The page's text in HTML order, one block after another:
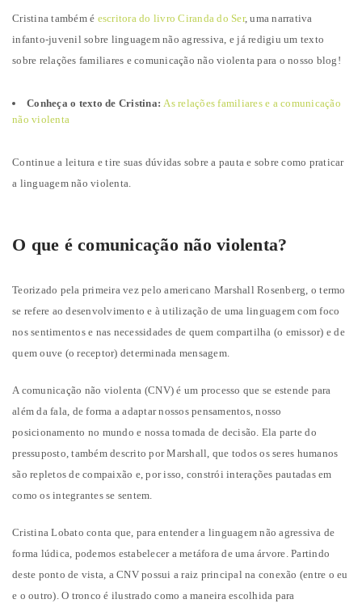
Cristina também é escritora do livro Ciranda do Ser, uma narrativa
infanto-juvenil sobre linguagem não agressiva, e já redigiu um texto
sobre relações familiares e comunicação não violenta para o nosso blog!
Conheça o texto de Cristina: As relações familiares e a comunicação
não violenta
Continue a leitura e tire suas dúvidas sobre a pauta e sobre como praticar
a linguagem não violenta.
O que é comunicação não violenta?
Teorizado pela primeira vez pelo americano Marshall Rosenberg, o termo
se refere ao desenvolvimento e à utilização de uma linguagem com foco
nos sentimentos e nas necessidades de quem compartilha (o emissor) e de
quem ouve (o receptor) determinada mensagem.
A comunicação não violenta (CNV) é um processo que se estende para
além da fala, de forma a adaptar nossos pensamentos, nosso
posicionamento no mundo e nossa tomada de decisão. Ela parte do
pressuposto, também descrito por Marshall, que todos os seres humanos
são repletos de compaixão e, por isso, constrói interações pautadas em
como os integrantes se sentem.
Cristina Lobato conta que, para entender a linguagem não agressiva de
forma lúdica, podemos estabelecer a metáfora de uma árvore. Partindo
deste ponto de vista, a CNV possui a raiz principal na conexão (entre o eu
e o outro). O tronco é ilustrado como a maneira escolhida para